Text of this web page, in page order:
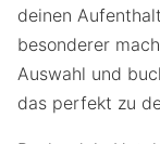
deinen
besonderer
Auswahl und
das perfekt zu